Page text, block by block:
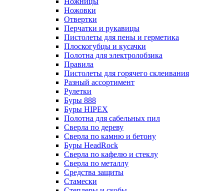
Ножовки
Отвертки
Перчатки и рукавицы
Пистолеты для пены и герметика
Плоскогубцы и кусачки
Полотна для электролобзика
Правила
Пистолеты для горячего склеивания
Разный ассортимент
Рулетки
Буры 888
Буры HIPEX
Полотна для сабельных пил
Сверла по дереву
Сверла по камню и бетону
Буры HeadRock
Сверла по кафелю и стеклу
Сверла по металлу
Средства защиты
Стамески